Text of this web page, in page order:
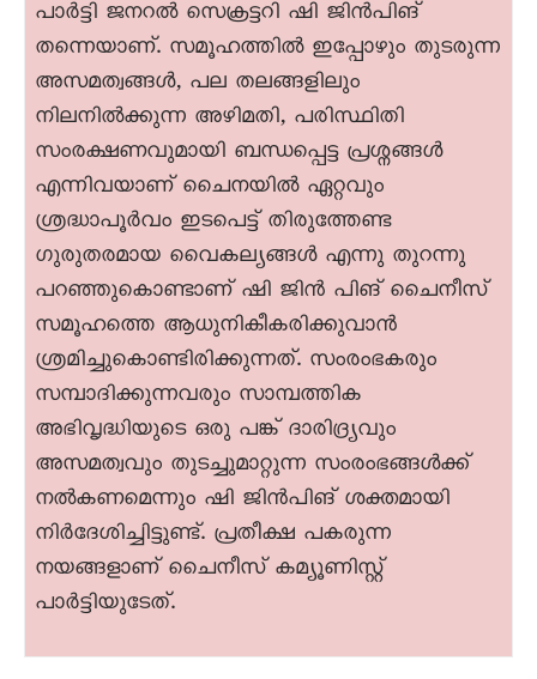
പാർട്ടി ജനറൽ സെക്രട്ടറി ഷി ജിൻപിങ്
തന്നെയാണ്. സമൂഹത്തിൽ ഇപ്പോഴും തുടരുന്ന
അസമത്വങ്ങൾ, പല തലങ്ങളിലും
നിലനിൽക്കുന്ന അഴിമതി, പരിസ്ഥിതി
സംരക്ഷണവുമായി ബന്ധപ്പെട്ട പ്രശ്നങ്ങൾ
എന്നിവയാണ് ചെെനയിൽ ഏറ്റവും
ശ്രദ്ധാപൂർവം ഇടപെട്ട് തിരുത്തേണ്ട
ഗുരുതരമായ വെെകല്യങ്ങൾ എന്നു തുറന്നു
പറഞ്ഞുകൊണ്ടാണ് ഷി ജിൻ പിങ് ചെെനീസ്
സമൂഹത്തെ ആധുനികീകരിക്കുവാൻ
ശ്രമിച്ചുകൊണ്ടിരിക്കുന്നത്. സംരംഭകരും
സമ്പാദിക്കുന്നവരും സാമ്പത്തിക
അഭിവൃദ്ധിയുടെ ഒരു പങ്ക് ദാരിദ്ര്യവും
അസമത്വവും തുടച്ചുമാറ്റുന്ന സംരംഭങ്ങൾക്ക്
നൽകണമെന്നും ഷി ജിൻപിങ് ശക്തമായി
നിർദേശിച്ചിട്ടുണ്ട്. പ്രതീക്ഷ പകരുന്ന
നയങ്ങളാണ് ചെെനീസ് കമ്യൂണിസ്റ്റ്
പാർട്ടിയുടേത്.